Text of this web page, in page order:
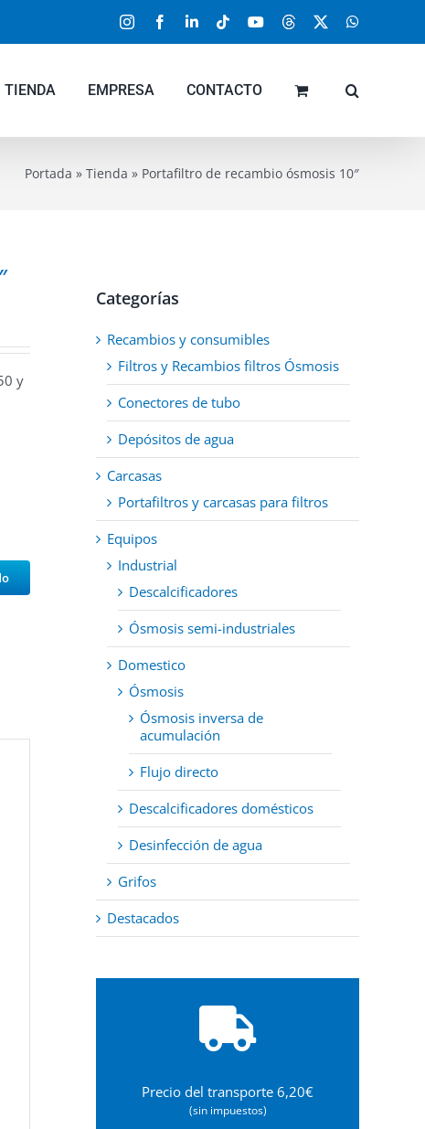
InstagramFacebookLinkedIn
TiktokYouTube
Threads WhatsApp
TIENDA EMPRESA CONTACTO
Portada » Tienda » Portafiltro de recambio ósmosis 10″
y
Categorías
Recambios y consumibles
Filtros y Recambios filtros Ósmosis
Conectores de tubo
Depósitos de agua
Carcasas
Portafiltros y carcasas para filtros
Equipos
Industrial
Descalcificadores
Ósmosis semi-industriales
Domestico
Ósmosis
Ósmosis inversa de
acumulación
Flujo directo
Descalcificadores domésticos
Desinfección de agua
Grifos
Destacados
Precio del transporte 6,20€
(sin impuestos)